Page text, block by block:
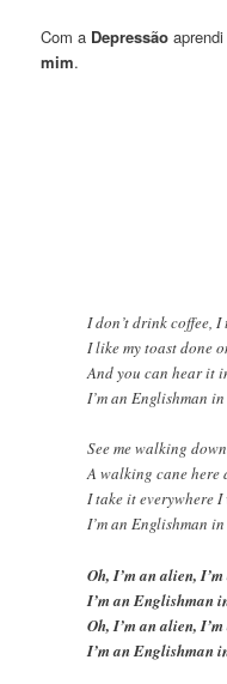
Com a Depressão
mim.
I don’t drink coffee, I
I like my toast done
And you can hear it
I’m an Englishman
See me walking
A walking cane here
I take it everywhere
I’m an Englishman
Oh, I’m an alien,
I’m an Englishman
Oh, I’m an alien,
I’m an Englishman